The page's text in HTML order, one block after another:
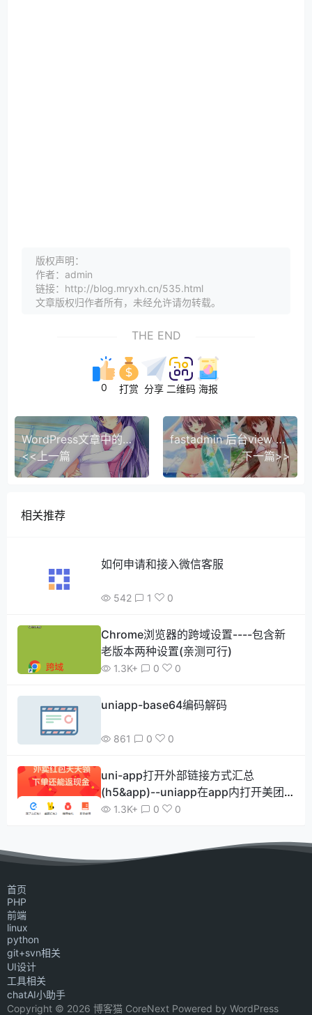
版权声明：
作者：admin
链接：http://blog.mryxh.cn/535.html
文章版权归作者所有，未经允许请勿转载。
THE END
0 打赏 分享 二维码 海报
WordPress文章中的网络图片自动本地化插件-QQWorld自动保存图片
<<上一篇
fastadmin 后台view data-source关联报500错误问题
下一篇>>
相关推荐
如何申请和接入微信客服
542 1 0
Chrome浏览器的跨域设置----包含新
老版本两种设置(亲测可行)
1.3K+ 0 0
uniapp-base64编码解码
861 0 0
uni-app打开外部链接方式汇总
(h5&app)--uniapp在app内打开美团
领券链接
1.3K+ 0 0
首页
PHP
前端
linux
python
git+svn相关
UI设计
工具相关
chatAI小助手
Copyright © 2026 博客猫 CoreNext Powered by WordPress